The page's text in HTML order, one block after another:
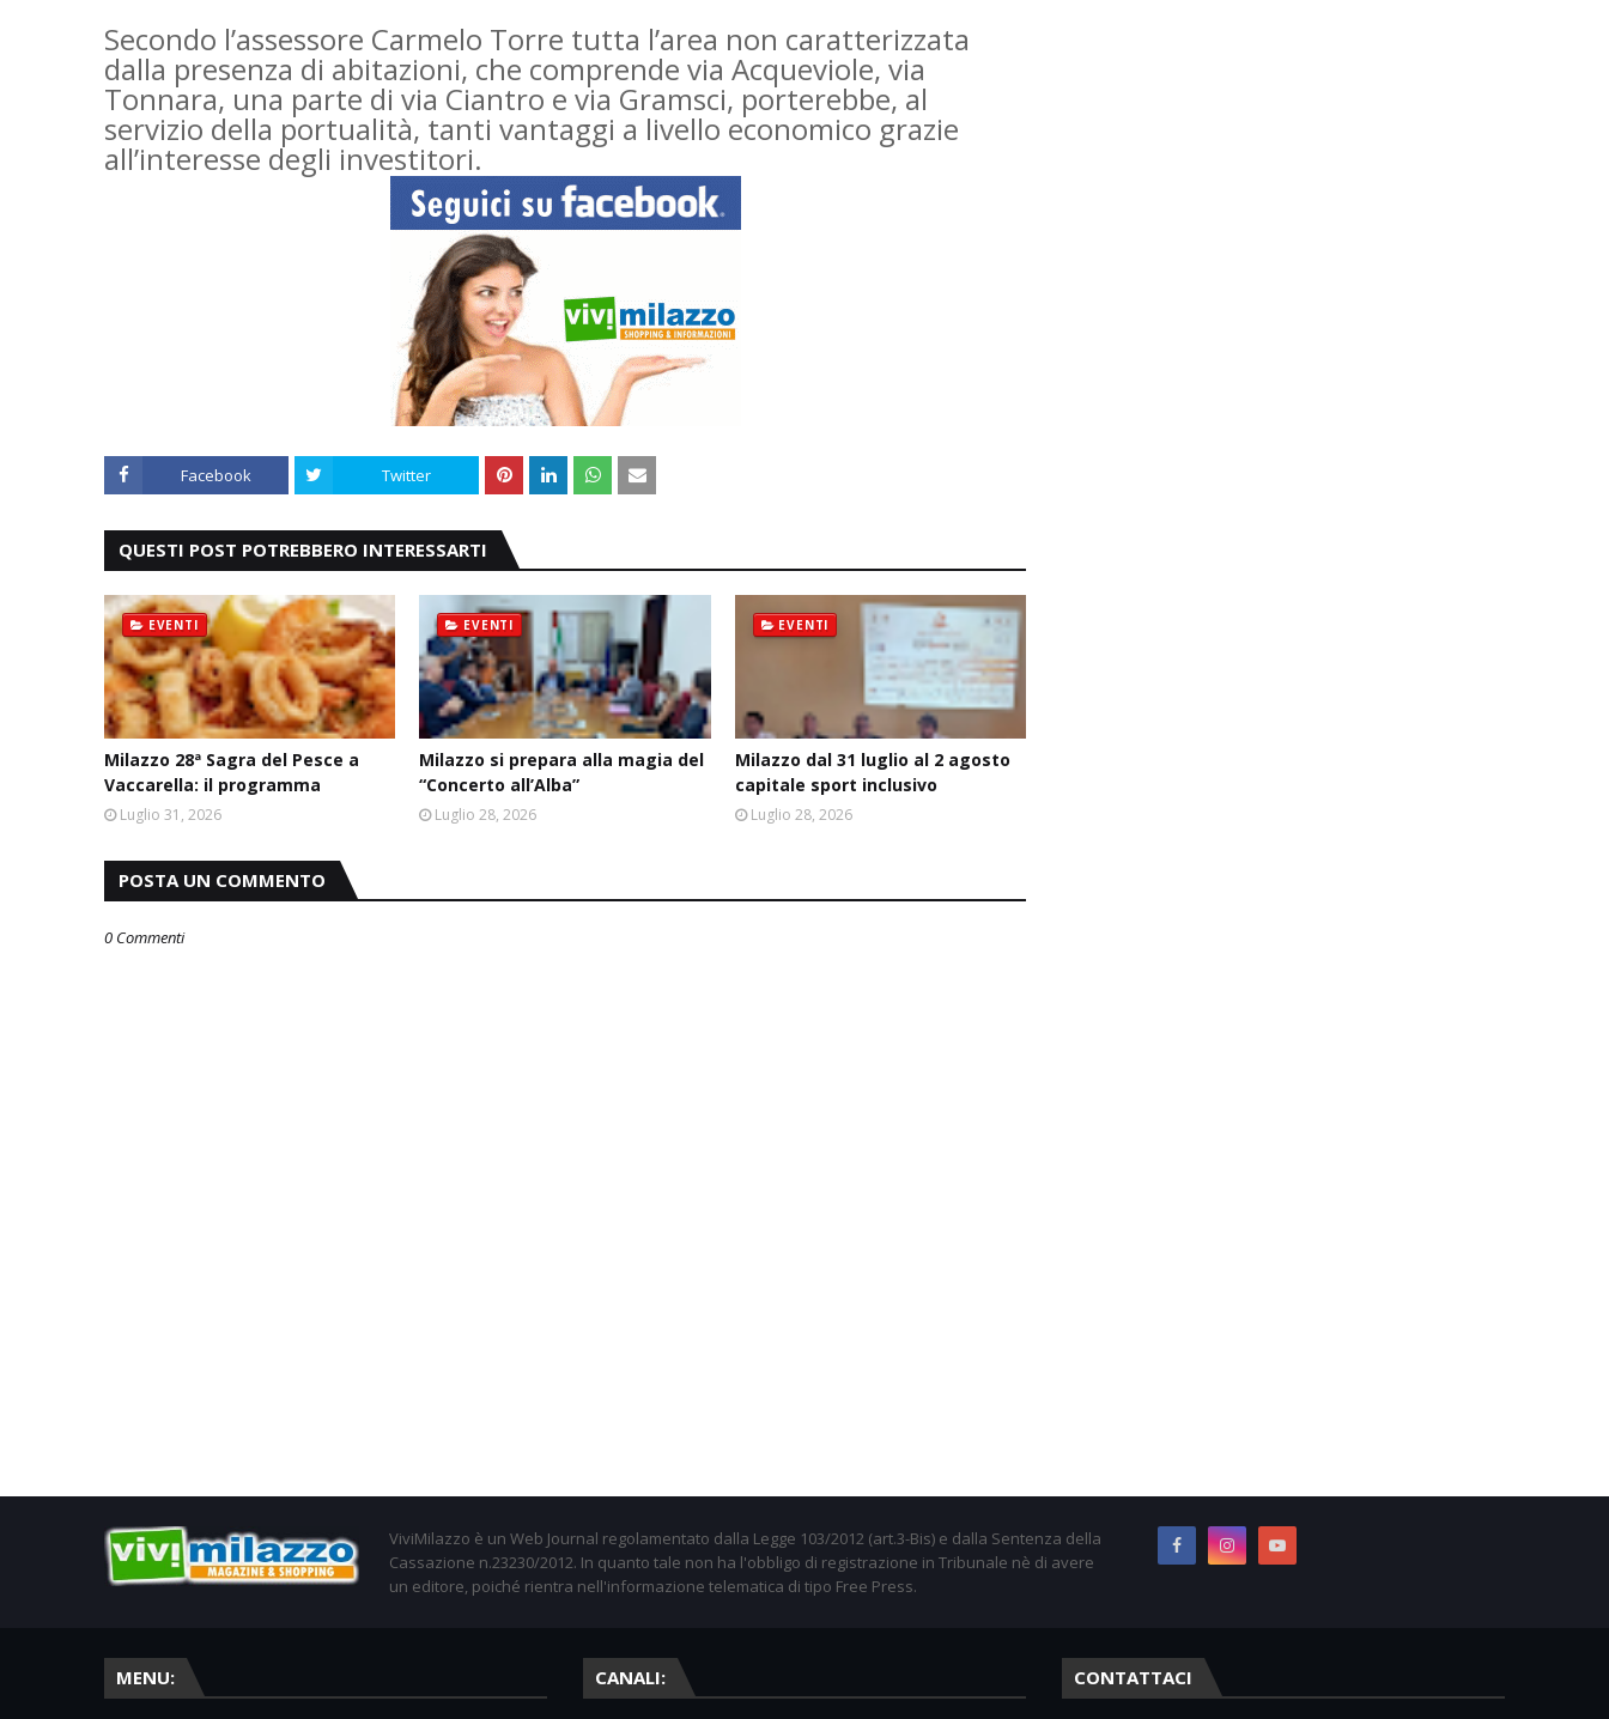
Secondo l’assessore Carmelo Torre tutta l’area non caratterizzata
dalla presenza di abitazioni, che comprende via Acqueviole, via
Tonnara, una parte di via Ciantro e via Gramsci, porterebbe, al
servizio della portualità, tanti vantaggi a livello economico grazie
all’interesse degli investitori.
Facebook Twitter
QUESTI POST POTREBBERO INTERESSARTI
EVENTI
Milazzo 28ª Sagra del Pesce a
Vaccarella: il programma
Luglio 31, 2026
EVENTI
Milazzo si prepara alla magia del
“Concerto all’Alba”
Luglio 28, 2026
EVENTI
Milazzo dal 31 luglio al 2 agosto
capitale sport inclusivo
Luglio 28, 2026
POSTA UN COMMENTO
0 Commenti
ViviMilazzo è un Web Journal regolamentato dalla Legge 103/2012 (art.3-Bis) e dalla Sentenza della
Cassazione n.23230/2012. In quanto tale non ha l'obbligo di registrazione in Tribunale nè di avere
un editore, poiché rientra nell'informazione telematica di tipo Free Press.
MENU: CANALI: CONTATTACI